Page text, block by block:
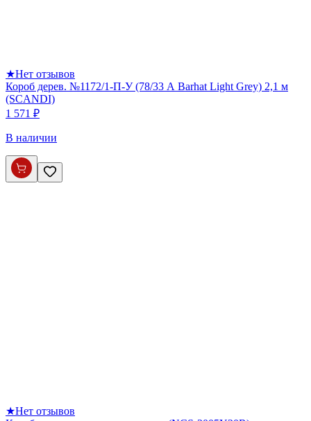
★Нет отзывов
Короб дерев. №1172/1-П-У (78/33 А Barhat Light Grey) 2,1 м
(SCANDI)
1 571 ₽
В наличии
★Нет отзывов